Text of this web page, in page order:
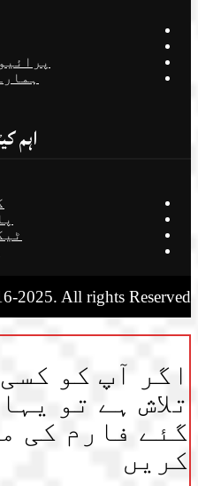
اہم
2025. All rights Reserved.
اگر آپ کو
تلاش ہے تو
گئے فارم کی
کریں